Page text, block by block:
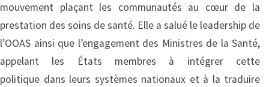
mouvement plaçant les communautés au cœur de la
prestation des soins de santé. Elle a salué le leadership de
l’OOAS ainsi que l’engagement des Ministres de la Santé,
appelant les États membres à intégrer cette
politique dans leurs systèmes nationaux et à la traduire